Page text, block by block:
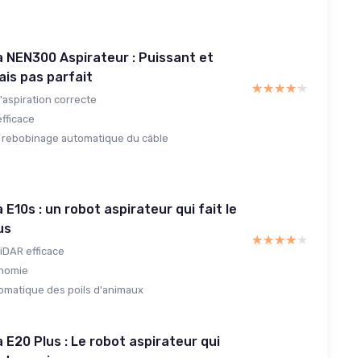
NEN300 Aspirateur : Puissant et
pas parfait
correcte
automatique du câble
★★★★★
★★★★★
E10s : un robot aspirateur qui fait le
efficace
des poils d'animaux
★★★★★
★★★★★
E20 Plus : Le robot aspirateur qui